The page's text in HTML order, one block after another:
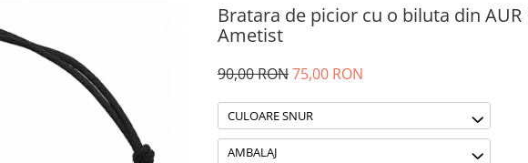
Bratara de picior cu o biluta din
Ametist
90,00 RON75,00 RON
CULOARE SNUR
AMBALAJ